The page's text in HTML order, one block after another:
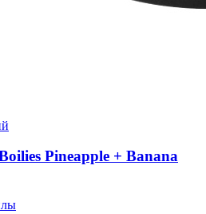
Pineapple + Banana